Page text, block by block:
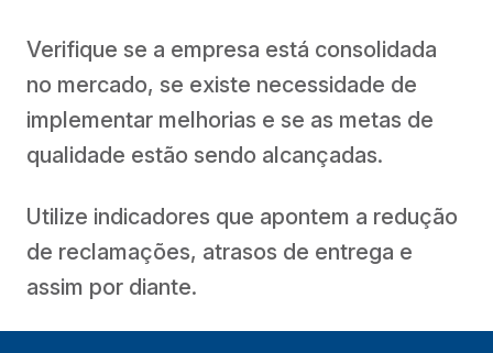
Verifique se a empresa está consolidada
no mercado, se existe necessidade de
implementar melhorias e se as metas de
qualidade estão sendo alcançadas.
Utilize indicadores que apontem a redução
de reclamações, atrasos de entrega e
assim por diante.